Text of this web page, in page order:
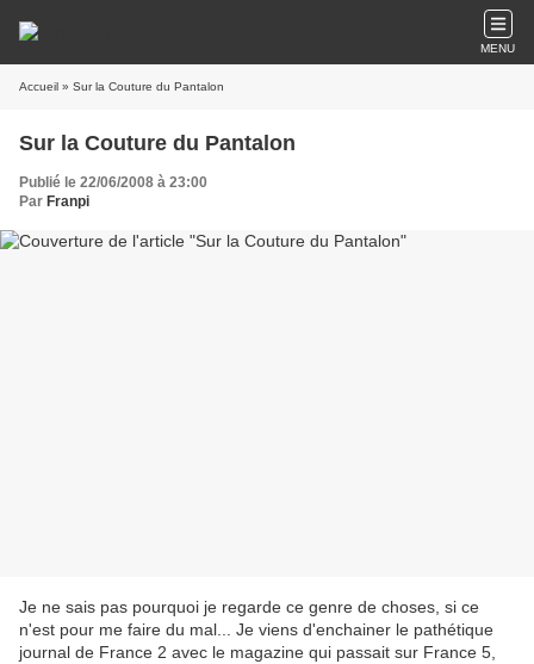
MENU
Accueil » Sur la Couture du Pantalon
Sur la Couture du Pantalon
Publié le 22/06/2008 à 23:00
Par Franpi
Je ne sais pas pourquoi je regarde ce genre de choses, si ce
n'est pour me faire du mal... Je viens d'enchainer le pathétique
journal de France 2 avec le magazine qui passait sur France 5,